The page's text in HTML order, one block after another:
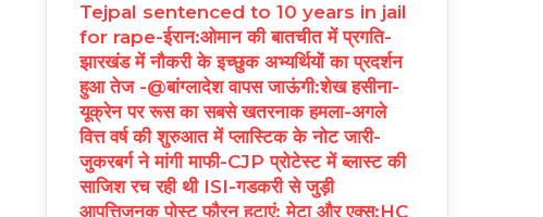
Tejpal sentenced to 10 years in jail
for rape-ईरान:ओमान की बातचीत में प्रगति-
झारखंड में नौकरी के इच्छुक अभ्यर्थियों का प्रदर्शन
हुआ तेज -@बांग्लादेश वापस जाऊंगी:शेख हसीना-
यूक्रेन पर रूस का सबसे खतरनाक हमला-अगले
वित्त वर्ष की शुरुआत में प्लास्टिक के नोट जारी-
जुकरबर्ग ने मांगी माफी-CJP प्रोटेस्ट में ब्लास्ट की
साजिश रच रही थी ISI-गडकरी से जुड़ी
आपत्तिजनक पोस्ट फौरन हटाएं: मेटा और एक्स:HC